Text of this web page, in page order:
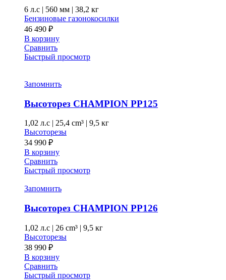
6 л.с | 560 мм | 38,2 кг
Бензиновые газонокосилки
46 490 ₽
В корзину
Сравнить
Быстрый просмотр
Запомнить
Высоторез CHAMPION PP125
1,02 л.с | 25,4 cm³ | 9,5 кг
Высоторезы
34 990 ₽
В корзину
Сравнить
Быстрый просмотр
Запомнить
Высоторез CHAMPION PP126
1,02 л.с | 26 cm³ | 9,5 кг
Высоторезы
38 990 ₽
В корзину
Сравнить
Быстрый просмотр